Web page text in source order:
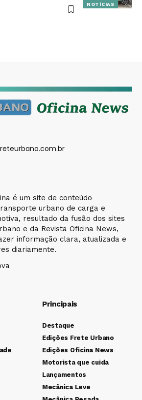
NOTÍCIAS
é um site de conteúdo
urbano de carga e
resultado da fusão dos sites
e da Revista Oficina News,
informação clara, atualizada e
diariamente.
Principais
Destaque
Edições Frete Urbano
Edições Oficina News
Motorista que cuida
Lançamentos
Mecânica Leve